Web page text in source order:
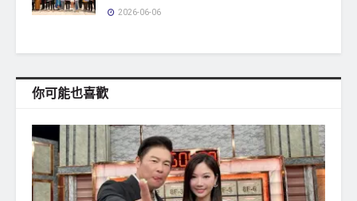
2026-06-06
你可能也喜歡